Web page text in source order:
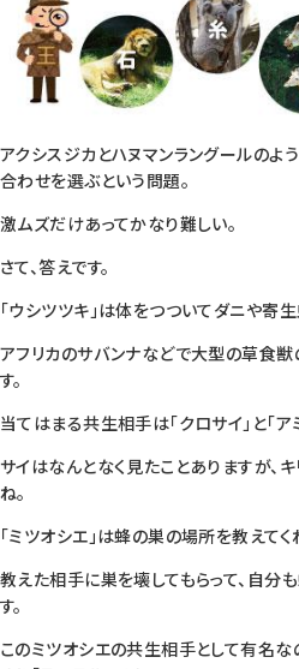
アクシスジカとハヌマンラングールのよ
合わせを選ぶという問題。
激ムズだけあってかなり難しい。
さて、答えです。
「ウシツツキ」は体をつついてダニや寄
アフリカのサバンナなどで大型の草食
す。
当てはまる共生相手は「クロサイ」と「ア
サイはなんとなく見たことありますが、
ね。
「ミツオシエ」は蜂の巣の場所を教えてく
教えた相手に巣を壊してもらって、自分
す。
このミツオシエの共生相手として有名な